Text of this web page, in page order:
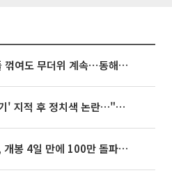
[내일 날씨] 폭염 한풀 꺾여도 무더위 계속⋯동해안 이틀 연속 비
김희철, '뒤집힌 태극기' 지적 후 정치색 논란…"좌우 떠나 우리나라 국기"
놀란 감독 '오디세이', 개봉 4일 만에 100만 돌파⋯'왕사남' 보다 빠르다